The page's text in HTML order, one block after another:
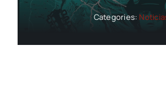
Categories: